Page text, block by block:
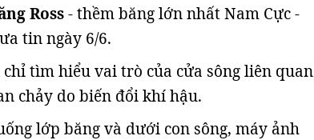
Ross- thềm băng lớn nhất Nam Cực -
tin ngày 6/6.
tìm hiểu vai trò của cửa sông liên quan
chảy do biến đổi khí hậu.
lớp băng và dưới con sông, máy ảnh